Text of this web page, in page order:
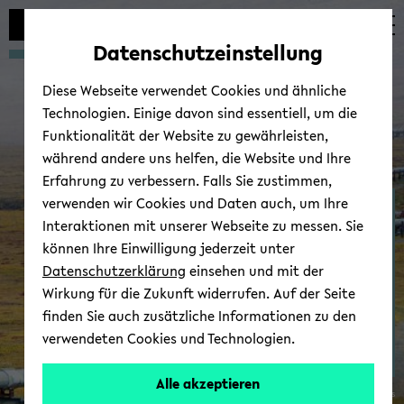
Automatische
vermeiden
zum
wechseln
zum
wechseln
zum
wechseln
Ter­mi­ne/Kol­lo­qui­um
© Wi­ki­me­dia Com­mons
Datenschutzeinstellung
Diese Webseite verwendet Cookies und ähnliche
Technologien. Einige davon sind essentiell, um die
Funktionalität der Website zu gewährleisten,
während andere uns helfen, die Website und Ihre
Erfahrung zu verbessern. Falls Sie zustimmen,
verwenden wir Cookies und Daten auch, um Ihre
Interaktionen mit unserer Webseite zu messen. Sie
können Ihre Einwilligung jederzeit unter
Datenschutzerklärung einsehen und mit der
Wirkung für die Zukunft widerrufen. Auf der Seite
finden Sie auch zusätzliche Informationen zu den
verwendeten Cookies und Technologien.
Alle akzeptieren